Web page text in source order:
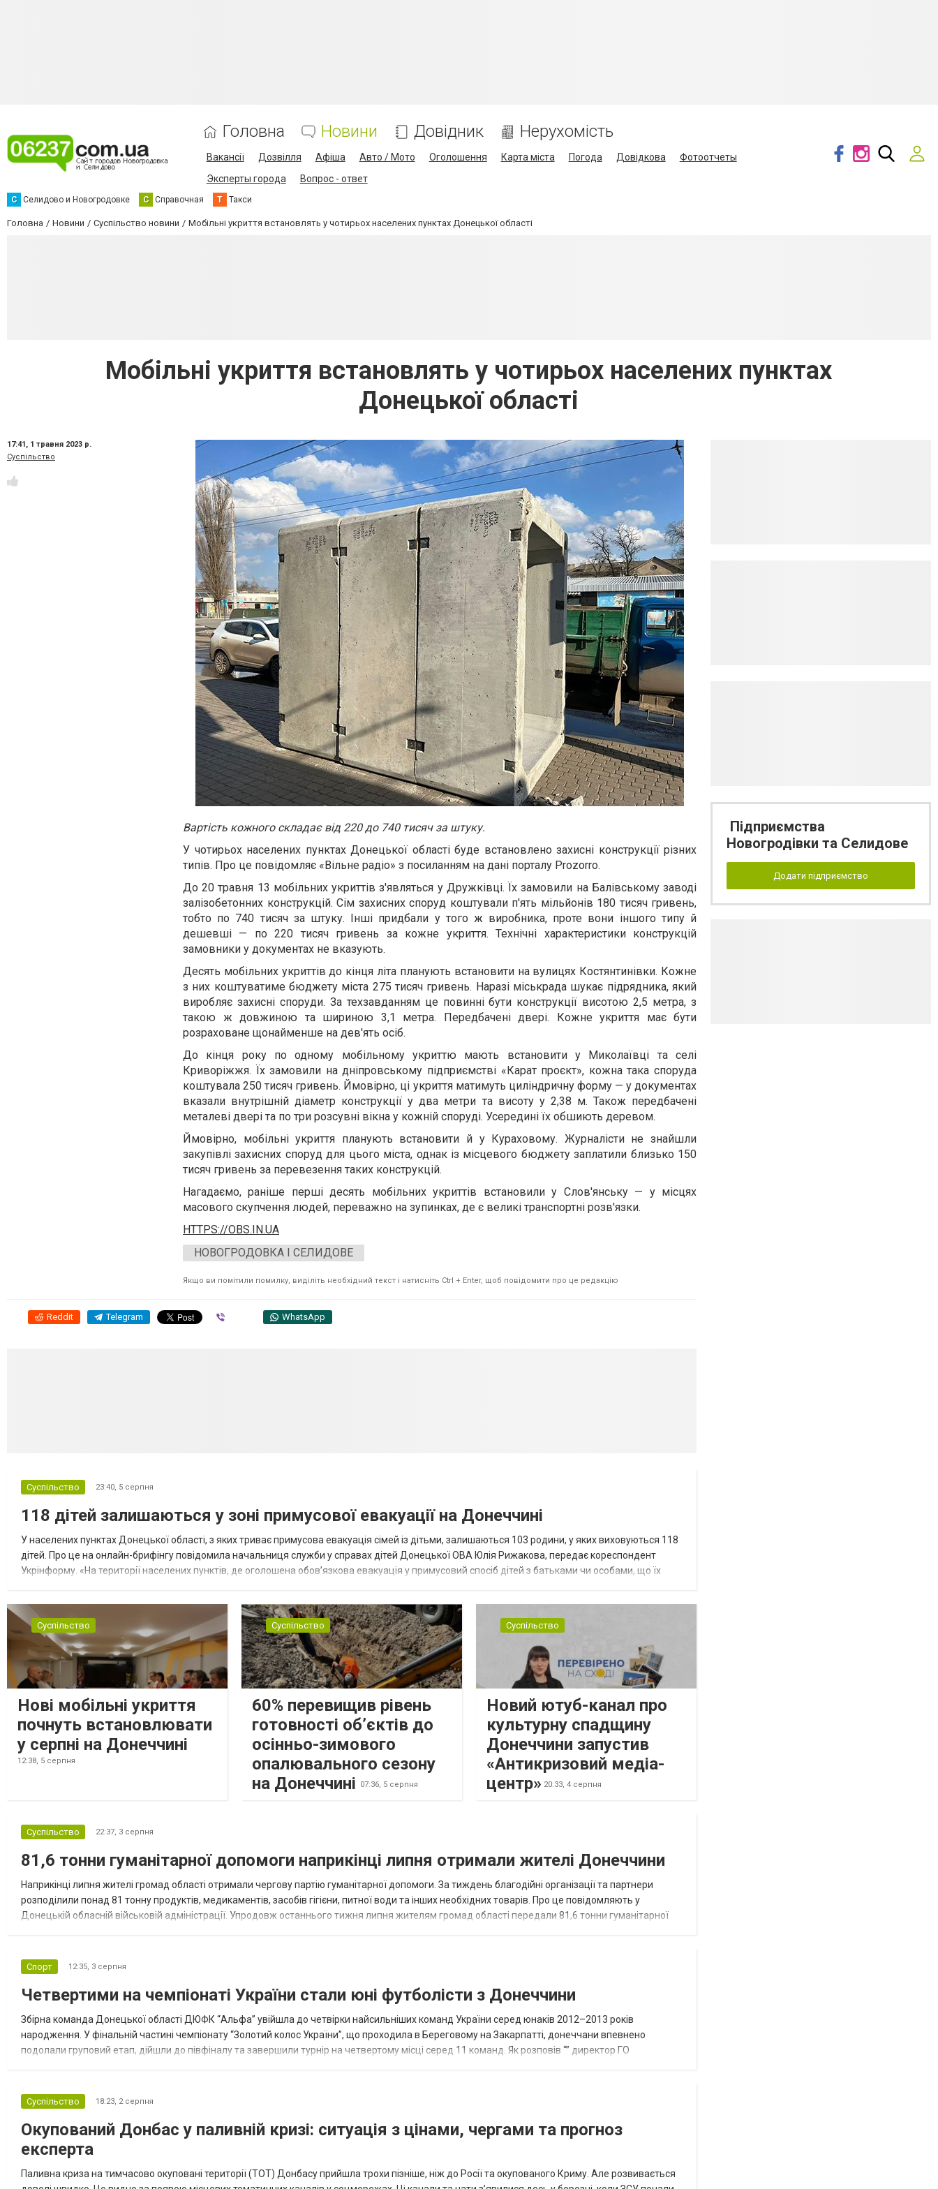
Головна Новини Довідник Нерухомість
Вакансії Дозвілля Афіша Авто / Мото Оголошення Карта міста Погода Довідкова
Фотоотчеты
Эксперты города
Вопрос - ответ
С Селидово и Новогродовке С Справочная Т Такси
Головна Новини Суспільство новини Мобільні укриття встановлять у чотирьох населених пунктах Донецької області
Мобільні укриття встановлять у чотирьох населених пунктах
Донецької області
17:41, 1 травня 2023 р.
Суспільство
Вартість кожного складає від 220 до 740 тисяч за штуку.
У чотирьох населених пунктах Донецької області буде встановлено захисні конструкції різних
типів. Про це повідомляє «Вільне радіо» з посиланням на дані порталу Prozorro.
До 20 травня 13 мобільних укриттів з'являться у Дружківці. Їх замовили на Балівському заводі
залізобетонних конструкцій. Сім захисних споруд коштували п'ять мільйонів 180 тисяч гривень,
тобто по 740 тисяч за штуку. Інші придбали у того ж виробника, проте вони іншого типу й
дешевші — по 220 тисяч гривень за кожне укриття. Технічні характеристики конструкцій
замовники у документах не вказують.
Десять мобільних укриттів до кінця літа планують встановити на вулицях Костянтинівки. Кожне
з них коштуватиме бюджету міста 275 тисяч гривень. Наразі міськрада шукає підрядника, який
виробляє захисні споруди. За техзавданням це повинні бути конструкції висотою 2,5 метра, з
такою ж довжиною та шириною 3,1 метра. Передбачені двері. Кожне укриття має бути
розраховане щонайменше на дев'ять осіб.
До кінця року по одному мобільному укриттю мають встановити у Миколаївці та селі
Криворіжжя. Їх замовили на дніпровському підприємстві «Карат проєкт», кожна така споруда
коштувала 250 тисяч гривень. Ймовірно, ці укриття матимуть циліндричну форму — у документах
вказали внутрішній діаметр конструкції у два метри та висоту у 2,38 м. Також передбачені
металеві двері та по три розсувні вікна у кожній споруді. Усередині їх обшиють деревом.
Ймовірно, мобільні укриття планують встановити й у Кураховому. Журналісти не знайшли
закупівлі захисних споруд для цього міста, однак із місцевого бюджету заплатили близько 150
тисяч гривень за перевезення таких конструкцій.
Нагадаємо, раніше перші десять мобільних укриттів встановили у Слов'янську — у місцях
масового скупчення людей, переважно на зупинках, де є великі транспортні розв'язки.
HTTPS://OBS.IN.UA
НОВОГРОДОВКА І СЕЛИДОВЕ
Якщо ви помітили помилку, виділіть необхідний текст і натисніть Ctrl + Enter, щоб повідомити про це редакцію
Reddit Telegram WhatsApp
Суспільство 23:40, 5 серпня
118 дітей залишаються у зоні примусової евакуації на Донеччині
У населених пунктах Донецької області, з яких триває примусова евакуація сімей із дітьми, залишаються 103 родини, у яких виховуються 118
дітей. Про це на онлайн-брифінгу повідомила начальниця служби у справах дітей Донецької ОВА Юлія Рижакова, передає кореспондент
Укрінформу. «На території населених пунктів, де оголошена обов’язкова евакуація у примусовий спосіб дітей з батьками чи особами, що їх
Суспільство
Нові мобільні укриття
почнуть встановлювати
у серпні на Донеччині
12:38, 5 серпня
Суспільство
60% перевищив рівень
готовності об’єктів до
осінньо-зимового
опалювального сезону
на Донеччині
07:36, 5 серпня
Суспільство
Новий ютуб-канал про
культурну спадщину
Донеччини запустив
«Антикризовий медіа-
центр» 20:33, 4 серпня
Суспільство 22:37, 3 серпня
81,6 тонни гуманітарної допомоги наприкінці липня отримали жителі Донеччини
Наприкінці липня жителі громад області отримали чергову партію гуманітарної допомоги. За тиждень благодійні організації та партнери
розподілили понад 81 тонну продуктів, медикаментів, засобів гігієни, питної води та інших необхідних товарів. Про це повідомляють у
Донецькій обласній військовій адміністрації. Упродовж останнього тижня липня жителям громад області передали 81,6 тонни гуманітарної
Спорт 12:35, 3 серпня
Четвертими на чемпіонаті України стали юні футболісти з Донеччини
Збірна команда Донецької області ДЮФК “Альфа” увійшла до четвірки найсильніших команд України серед юнаків 2012–2013 років
народження. У фінальній частині чемпіонату “Золотий колос України”, що проходила в Береговому на Закарпатті, донеччани впевнено
подолали груповий етап, дійшли до півфіналу та завершили турнір на четвертому місці серед 11 команд. Як розповів “” директор ГО
Суспільство 18:23, 2 серпня
Окупований Донбас у паливній кризі: ситуація з цінами, чергами та прогноз
експерта
Паливна криза на тимчасово окуповані території (ТОТ) Донбасу прийшла трохи пізніше, ніж до Росії та окупованого Криму. Але розвивається
Підприємства
Новогродівки та Селидове
Додати підприємство